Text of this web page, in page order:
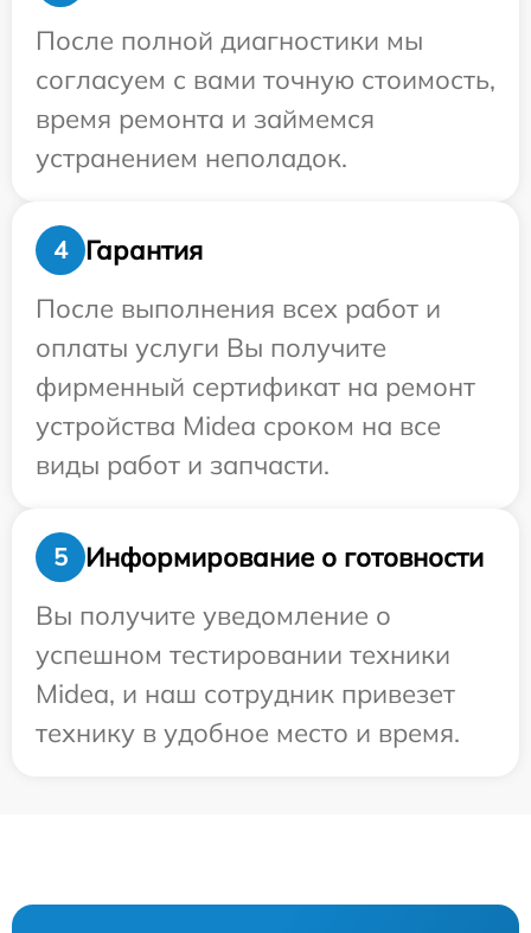
После полной диагностики мы
согласуем с вами точную стоимость,
время ремонта и займемся
устранением неполадок.
4
Гарантия
После выполнения всех работ и
оплаты услуги Вы получите
фирменный сертификат на ремонт
устройства Midea сроком на все
виды работ и запчасти.
5
Информирование о готовности
Вы получите уведомление о
успешном тестировании техники
Midea, и наш сотрудник привезет
технику в удобное место и время.